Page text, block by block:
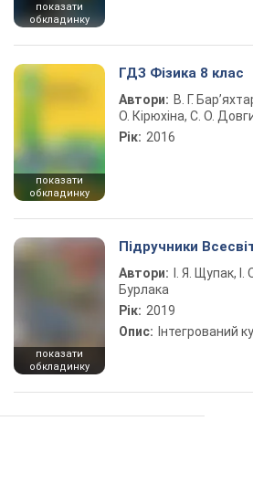
показати
обкладинку
показати
обкладинку
ГДЗ Фізика 8 клас
Автори: В. Г.
О. Кірюхіна, С. О.
Рік: 2016
показати
обкладинку
Підручники
Автори:
І. Я. Щупак,
Бурлака
Рік: 2019
Опис: Інтегрований